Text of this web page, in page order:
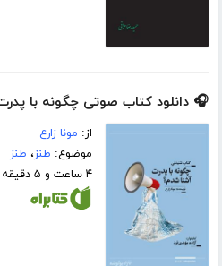
🎧 دانلود کتاب صوتی چگونه با
از: مونا زارع
موضوع: طنز، طنز
۴ ساعت و ۵ دقیقه